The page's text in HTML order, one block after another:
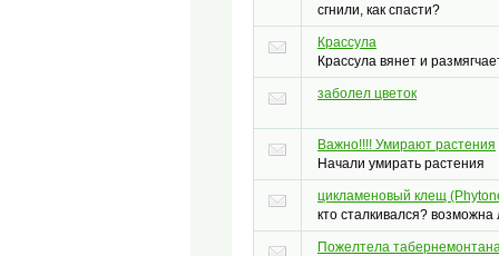
сгнили, как спасти?
Крассула
Крассула вянет и
заболел цветок
Важно!!!! Умирают растения
Начали умирать растения
цикламеновый клещ
кто сталкивался?
Пожелтела